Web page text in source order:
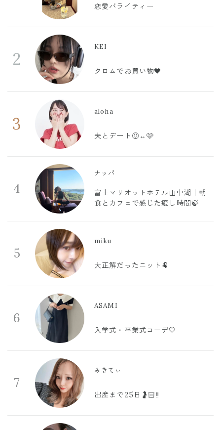
恋愛バライティー
2
KEI
クロムでお買い物🖤
3
aloha
夫とデート🙂‍↔️🩷
4
ナッパ
富士マリオットホテル山中湖｜朝
食とカフェで感じた癒し時間🍃
5
miku
大正解だったニット🐏
6
ASAMI
入学式・卒業式コーデ🤍
7
みきてぃ
出産まで25日🤰🏻‼️